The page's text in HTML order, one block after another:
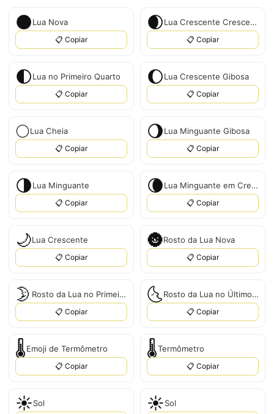
🌑Lua Nova
📋 Copiar
🌒 Lua Crescente Crescente
📋 Copiar
🌓Lua no Primeiro Quarto
📋 Copiar
🌔Lua Crescente Gibosa
📋 Copiar
🌕Lua Cheia
📋 Copiar
🌖Lua Minguante Gibosa
📋 Copiar
🌗Lua Minguante
📋 Copiar
🌘 Lua Minguante em Crescente
📋 Copiar
🌙Lua Crescente
📋 Copiar
🌚Rosto da Lua Nova
📋 Copiar
🌛 Rosto da Lua no Primeiro Quarto
📋 Copiar
🌜 Rosto da Lua no Último Quarto
📋 Copiar
🌡️Emoji de Termômetro
📋 Copiar
🌡Termômetro
📋 Copiar
☀️Sol ☀Sol